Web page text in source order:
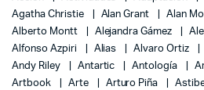
Agatha Christie
Alan Grant Alan
Alberto Montt
Alejandra Gámez
Alfonso Azpiri
Alias Alvaro Ortiz
Andy Riley
Antartic Antología
Artbook
Arte Arturo Piña